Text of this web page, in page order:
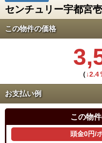
センチュリー宇都宮
この物件の価格
（↓2.4
お支払い例
この物
頭金0円/